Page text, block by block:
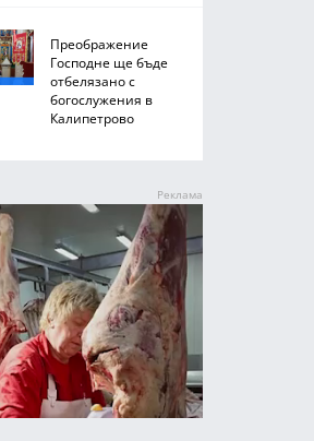
Преображение
Господне ще бъде
отбелязано с
богослужения в
Калипетрово